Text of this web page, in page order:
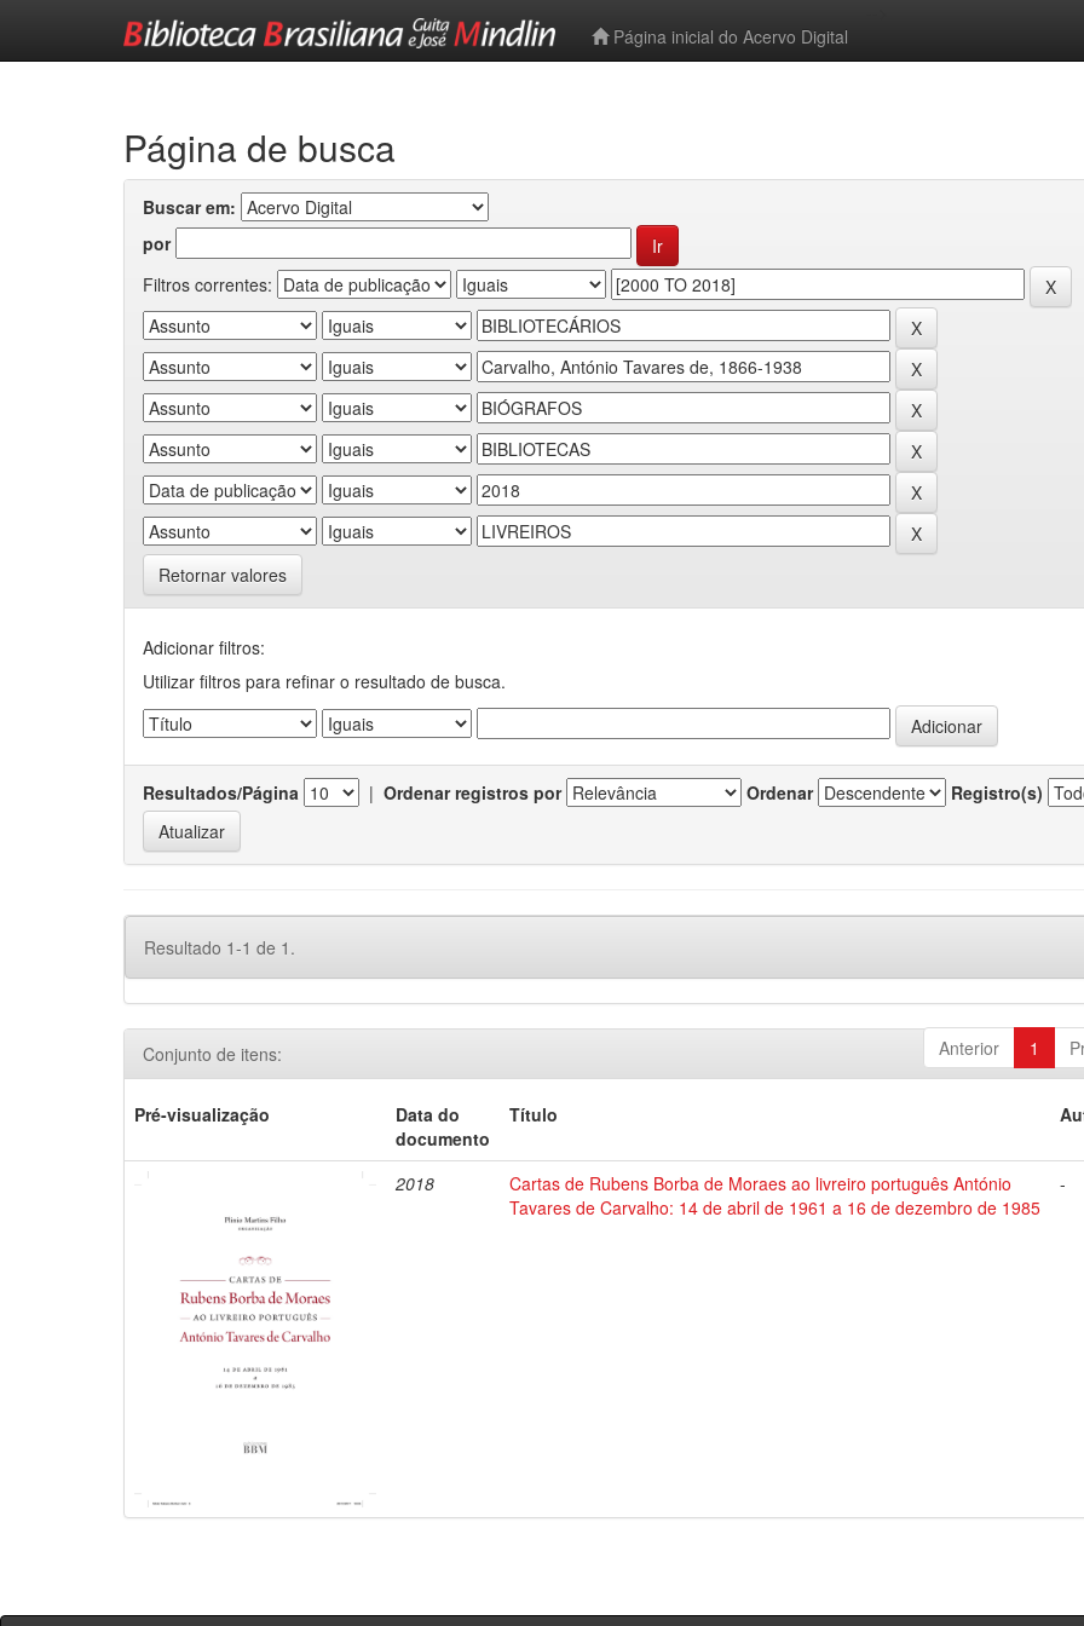
Página inicial do Acervo Digital
Página de busca
Buscar em:
por
Filtros correntes:
Retornar valores
Adicionar filtros:
Utilizar filtros para refinar o resultado de busca.
Resultados/Página | Ordenar registros por Ordenar Registro(s)
Resultado 1-1 de 1.
Anterior 1
Conjunto de itens:
Pré-visualização
Data do
documento
Título
2018
Cartas de Rubens Borba de Moraes ao livreiro português António
Tavares de Carvalho: 14 de abril de 1961 a 16 de dezembro de 1985
-